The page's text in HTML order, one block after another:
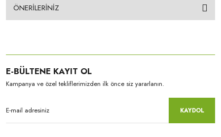
ÖNERİLERİNİZ
E-BÜLTENE KAYIT OL
Kampanya ve özel tekliflerimizden ilk önce siz yararlanın.
KAYDOL